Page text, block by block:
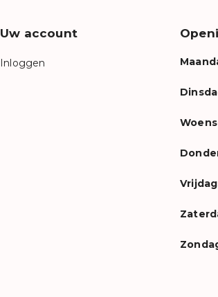
Uw account
Inloggen